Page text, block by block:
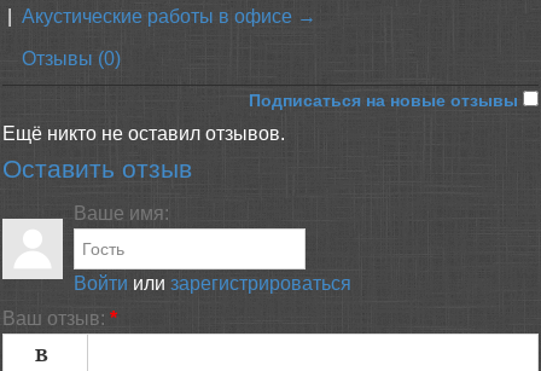
|Акустические работы в офисе →
Отзывы (0)
Подписаться на новые отзывы
Ещё никто не оставил отзывов.
Оставить отзыв
Ваше имя:
Войти илизарегистрироваться
Ваш отзыв: *
